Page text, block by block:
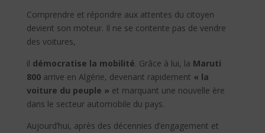
Comprendre et répondre aux attentes du citoyen
devient son moteur. Il ne se contente pas de vendre
des voitures,
il démocratise la mobilité. Grâce à lui, la Maruti
800arrive en Algérie, devenant rapidement « la
voiture du peuple » et marquant une nouvelle ère
dans le secteur automobile du pays.
Aujourd’hui, après des décennies d’engagement et